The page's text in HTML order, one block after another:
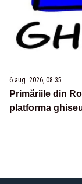
6 aug. 2026, 08:35
Primăriile din
platforma